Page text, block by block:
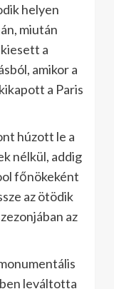
helyen
miután
a
amikor a
a Paris
húzott le a
nélkül, addig
főnökeként
az ötödik
az
leváltotta